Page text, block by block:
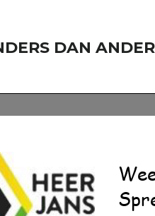
DAN